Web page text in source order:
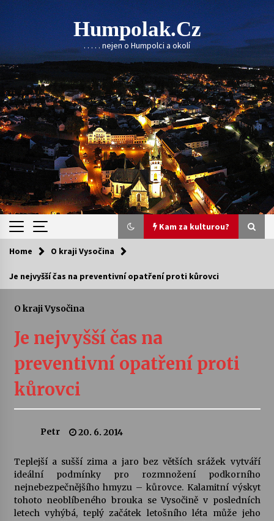
Skip
to
content
Humpolak.cz
. . . . . nejen o Humpolci a okolí
Kam za kulturou?
Kam za kulturou?
Sukuba Ensemble
kapkou
Veselí muzikanti
Pozvánka na integrační festival Quijotova
šedesátka: 28. 7.–1. 8. 2026
28. 7. 2026
Letní koncerty ve Stromovce: Kolchoz a
Home O kraji Vysočina
Je nejvyšší čas na preventivní opatření proti kůrovci
O kraji Vysočina
Je nejvyšší čas na
preventivní opatření proti
kůrovci
Petr 20. 6. 2014
Teplejší a sušší zima a jaro bez větších srážek vytváří
ideální podmínky pro rozmnožení podkorního
nejnebezpečnějšího hmyzu – kůrovce. Kalamitní výskyt
tohoto neoblíbeného brouka se Vysočině v posledních
letech vyhýbá, teplý začátek letošního léta může jeho